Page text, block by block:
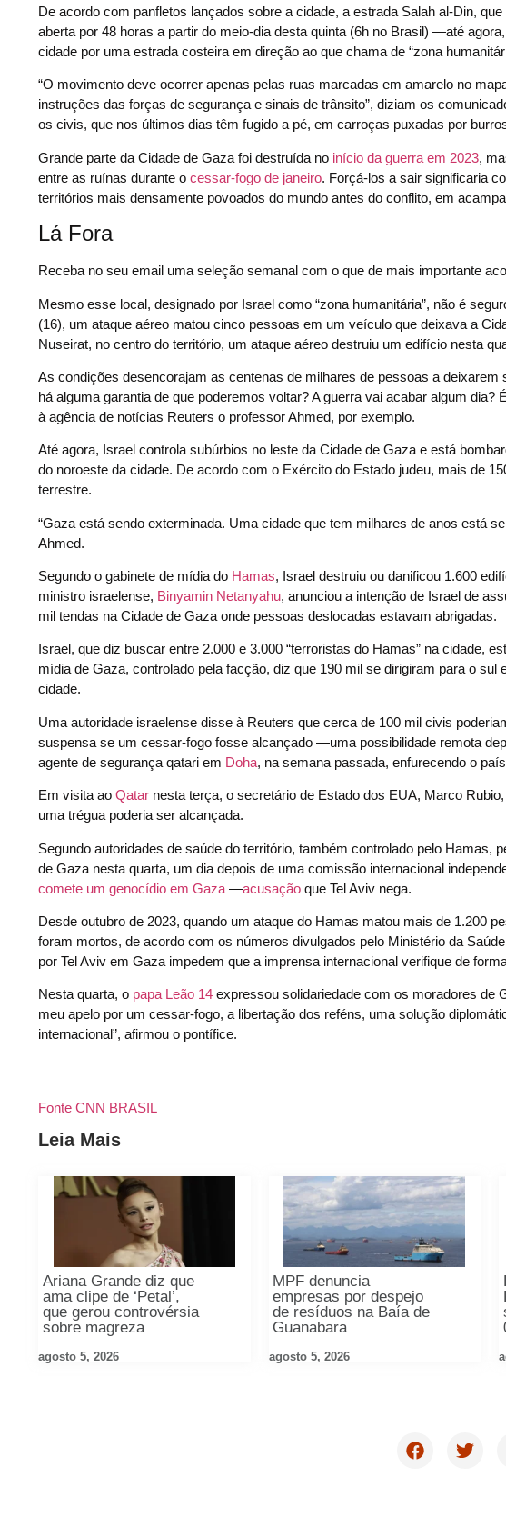
De acordo com panfletos lançados sobre a cidade, a estrada Salah al-Din,
aberta por 48 horas a partir do meio-dia desta quinta (6h no Brasil) —até
cidade por uma estrada costeira em direção ao que chama de “zona
“O movimento deve ocorrer apenas pelas ruas marcadas em amarelo no
instruções das forças de segurança e sinais de trânsito”, diziam os
os civis, que nos últimos dias têm fugido a pé, em carroças puxadas por
Grande parte da Cidade de Gaza foi destruída no início da guerra em 2023,
entre as ruínas durante o cessar-fogo de janeiro. Forçá-los a sair significaria
territórios mais densamente povoados do mundo antes do conflito, em
Lá Fora
Receba no seu email uma seleção semanal com o que de mais importante
Mesmo esse local, designado por Israel como “zona humanitária”, não é
(16), um ataque aéreo matou cinco pessoas em um veículo que deixava a
Nuseirat, no centro do território, um ataque aéreo destruiu um edifício nesta
As condições desencorajam as centenas de milhares de pessoas a
há alguma garantia de que poderemos voltar? A guerra vai acabar algum
à agência de notícias Reuters o professor Ahmed, por exemplo.
Até agora, Israel controla subúrbios no leste da Cidade de Gaza e está
do noroeste da cidade. De acordo com o Exército do Estado judeu, mais de
terrestre.
“Gaza está sendo exterminada. Uma cidade que tem milhares de anos está
Ahmed.
Segundo o gabinete de mídia do Hamas, Israel destruiu ou danificou 1.600
ministro israelense, Binyamin Netanyahu, anunciou a intenção de Israel de
mil tendas na Cidade de Gaza onde pessoas deslocadas estavam abrigadas.
Israel, que diz buscar entre 2.000 e 3.000 “terroristas do Hamas” na cidade,
mídia de Gaza, controlado pela facção, diz que 190 mil se dirigiram para o
cidade.
Uma autoridade israelense disse à Reuters que cerca de 100 mil civis
suspensa se um cessar-fogo fosse alcançado —uma possibilidade remota
agente de segurança qatari em Doha, na semana passada, enfurecendo o
Em visita ao Qatar nesta terça, o secretário de Estado dos EUA, Marco
uma trégua poderia ser alcançada.
Segundo autoridades de saúde do território, também controlado pelo
de Gaza nesta quarta, um dia depois de uma comissão internacional
comete um genocídio em Gaza —acusação que Tel Aviv nega.
Desde outubro de 2023, quando um ataque do Hamas matou mais de 1.200
foram mortos, de acordo com os números divulgados pelo Ministério da
por Tel Aviv em Gaza impedem que a imprensa internacional verifique de
Nesta quarta, o papa Leão 14 expressou solidariedade com os moradores de
meu apelo por um cessar-fogo, a libertação dos reféns, uma solução
internacional”, afirmou o pontífice.
Fonte CNN BRASIL
Leia Mais
Ariana Grande diz que
ama clipe de ‘Petal’,
que gerou controvérsia
sobre magreza
agosto 5, 2026
MPF denuncia
empresas por despejo
de resíduos na Baía de
Guanabara
agosto 5, 2026